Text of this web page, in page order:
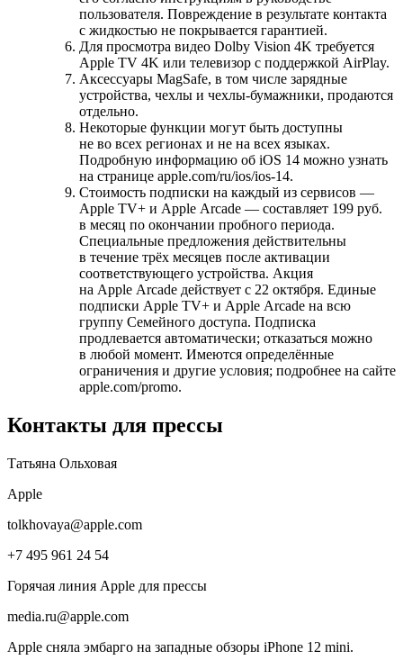
пользователя. Повреждение в результате контакта
с жидкостью не покрывается гарантией.
Для просмотра видео Dolby Vision 4K требуется
Apple TV 4K или телевизор с поддержкой AirPlay.
Аксессуары MagSafe, в том числе зарядные
устройства, чехлы и чехлы‑бумажники, продаются
отдельно.
Некоторые функции могут быть доступны
не во всех регионах и не на всех языках.
Подробную информацию об iOS 14 можно узнать
на странице apple.com/ru/ios/ios-14.
Стоимость подписки на каждый из сервисов —
Apple TV+ и Apple Arcade — составляет 199 руб.
в месяц по окончании пробного периода.
Специальные предложения действительны
в течение трёх месяцев после активации
соответствующего устройства. Акция
на Apple Arcade действует с 22 октября. Единые
подписки Apple TV+ и Apple Arcade на всю
группу Семейного доступа. Подписка
продлевается автоматически; отказаться можно
в любой момент. Имеются определённые
ограничения и другие условия; подробнее на сайте
apple.com/promo.
Контакты для прессы
Татьяна Ольховая
Apple
tolkhovaya@apple.com
+7 495 961 24 54
Горячая линия Apple для прессы
media.ru@apple.com
Apple сняла эмбарго на западные обзоры iPhone 12 mini.